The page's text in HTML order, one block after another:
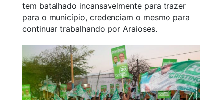
tem batalhado incansavelmente para trazer
para o município, credenciam o mesmo para
continuar trabalhando por Araioses.